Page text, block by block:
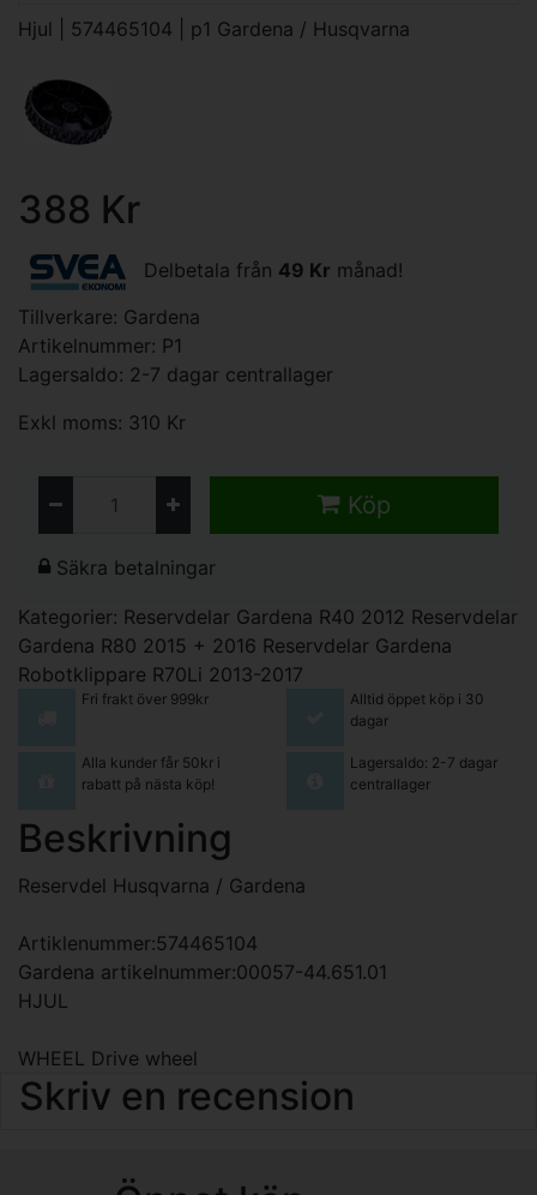
Hjul | 574465104 | p1 Gardena / Husqvarna
388 Kr
Delbetala från 49 Kr månad!
Tillverkare: Gardena
Artikelnummer: P1
Lagersaldo: 2-7 dagar centrallager
Exkl moms: 310 Kr
Köp
Säkra betalningar
Kategorier: Reservdelar Gardena R40 2012 Reservdelar
Gardena R80 2015 + 2016 Reservdelar Gardena
Robotklippare R70Li 2013-2017
Fri frakt över 999kr
Alltid öppet köp i 30
dagar
Alla kunder får 50kr i
rabatt på nästa köp!
Lagersaldo: 2-7 dagar
centrallager
Beskrivning
Reservdel Husqvarna / Gardena
Artiklenummer:574465104
Gardena artikelnummer:00057-44.651.01
HJUL
WHEEL Drive wheel
Skriv en recension